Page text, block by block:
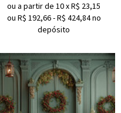
ou a partir de 10xR$ 23,15
ou R$ 192,66-R$ 424,84no
depósito